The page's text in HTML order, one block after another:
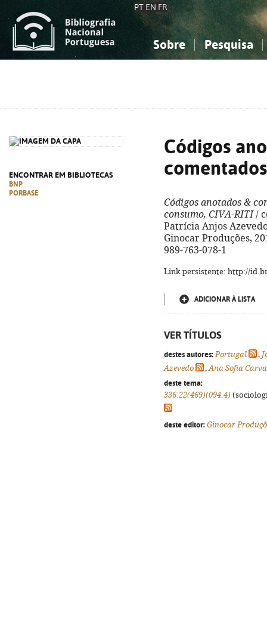
PT EN FR
Sobre Pesquisa
ENCONTRAR EM BIBLIOTECAS
BNP
PORBASE
Códigos
comentados
Códigos anotados &
consumo, CIVA-RITI/
Patrícia Anjos
Ginocar Produções,
989-763-078-1
Link persistente: http://
ADICIONAR À LISTA
VER TÍTULOS
destes autores: Portugal ,
Azevedo
,Ana Sofia
deste tema:
336.22(469)(094.4)
deste editor: Ginocar